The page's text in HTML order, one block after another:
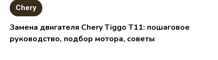
Chery
Замена двигателя Chery Tiggo T11: пошаговое
руководство, подбор мотора, советы